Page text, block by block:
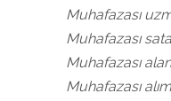
Muhafazası
Muhafazası
Muhafazası
Muhafazası